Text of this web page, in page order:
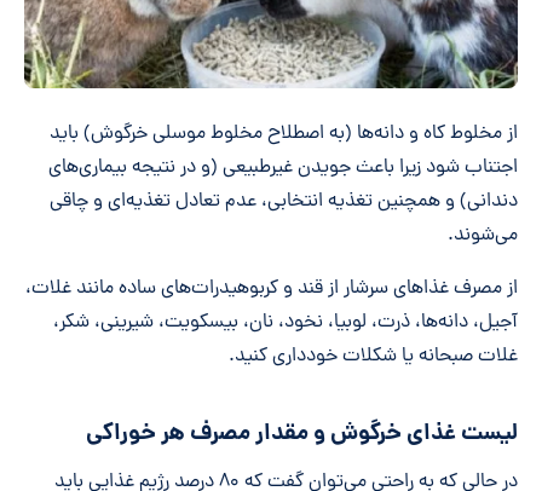
از مخلوط کاه و دانه‌ها (به اصطلاح مخلوط موسلی خرگوش) باید
اجتناب شود زیرا باعث جویدن غیرطبیعی (و در نتیجه بیماری‌های
دندانی) و همچنین تغذیه انتخابی، عدم تعادل تغذیه‌ای و چاقی
می‌شوند.
از مصرف غذاهای سرشار از قند و کربوهیدرات‌های ساده مانند غلات،
آجیل، دانه‌ها، ذرت، لوبیا، نخود، نان، بیسکویت، شیرینی، شکر،
غلات صبحانه یا شکلات خودداری کنید.
لیست غذای خرگوش و مقدار مصرف هر خوراکی
در حالی که به راحتی می‌توان گفت که ۸۰ درصد رژیم غذایی باید